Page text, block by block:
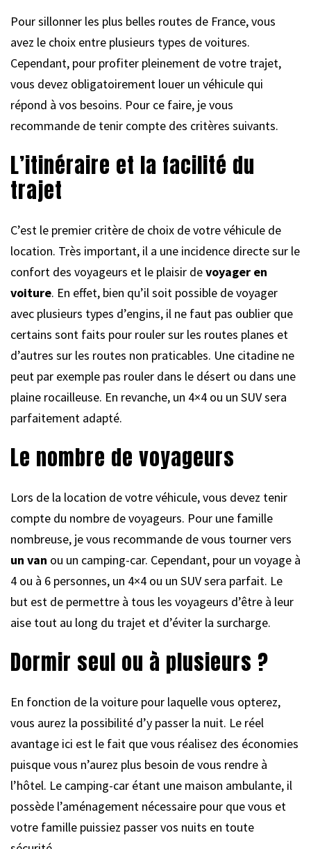
Pour sillonner les plus belles routes de France, vous
avez le choix entre plusieurs types de voitures.
Cependant, pour profiter pleinement de votre trajet,
vous devez obligatoirement louer un véhicule qui
répond à vos besoins. Pour ce faire, je vous
recommande de tenir compte des critères suivants.
L’itinéraire et la facilité du
trajet
C’est le premier critère de choix de votre véhicule de
location. Très important, il a une incidence directe sur le
confort des voyageurs et le plaisir devoyager en
voiture. En effet, bien qu’il soit possible de voyager
avec plusieurs types d’engins, il ne faut pas oublier que
certains sont faits pour rouler sur les routes planes et
d’autres sur les routes non praticables. Une citadine ne
peut par exemple pas rouler dans le désert ou dans une
plaine rocailleuse. En revanche, un 4×4 ou un SUV sera
parfaitement adapté.
Le nombre de voyageurs
Lors de la location de votre véhicule, vous devez tenir
compte du nombre de voyageurs. Pour une famille
nombreuse, je vous recommande de vous tourner vers
un van ou un camping-car. Cependant, pour un voyage à
4 ou à 6 personnes, un 4×4 ou un SUV sera parfait. Le
but est de permettre à tous les voyageurs d’être à leur
aise tout au long du trajet et d’éviter la surcharge.
Dormir seul ou à plusieurs ?
En fonction de la voiture pour laquelle vous opterez,
vous aurez la possibilité d’y passer la nuit. Le réel
avantage ici est le fait que vous réalisez des économies
puisque vous n’aurez plus besoin de vous rendre à
l’hôtel. Le camping-car étant une maison ambulante, il
possède l’aménagement nécessaire pour que vous et
votre famille puissiez passer vos nuits en toute